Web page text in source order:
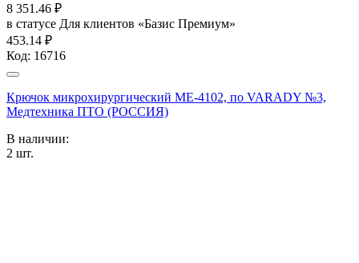
8 351.46 ₽
в статусе Для клиентов «Базис Премиум»
453.14 ₽
Код: 16716
Крючок микрохирургический ME-4102, по VARADY №3,
Медтехника ПТО (РОССИЯ)
В наличии:
2 шт.